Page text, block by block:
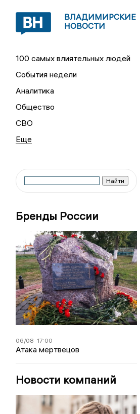
ВЛАДИМИРСКИЕ
НОВОСТИ
100 самых влиятельных людей
События недели
Аналитика
Общество
СВО
Бренды России
06/08 17:00
Атака мертвецов
Новости компаний